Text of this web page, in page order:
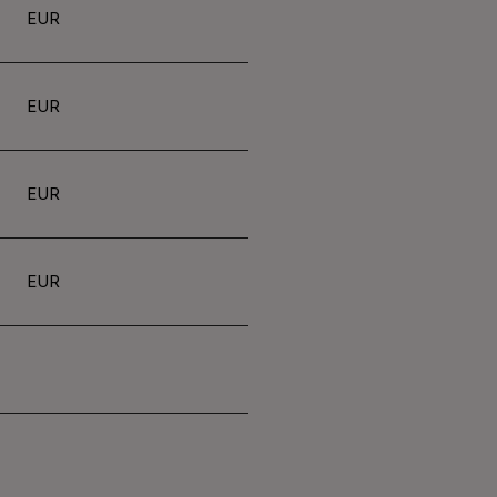
EUR
EUR
EUR
EUR